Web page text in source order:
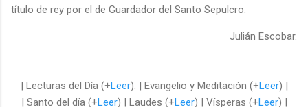
título de rey por el de Guardador del Santo Sepulcro.
Julián Escobar.
| Lecturas del Día (+Leer). | Evangelio y Meditación (+Leer) |
| Santo del día (+Leer) | Laudes (+Leer) | Vísperas (+Leer) |